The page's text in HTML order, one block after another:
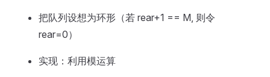
把队列设想为环形（若 rear+1 == M, 则令
rear=0）
实现：利用模运算